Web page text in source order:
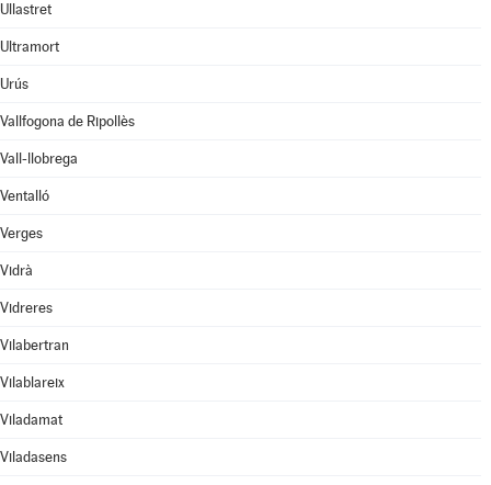
Ullastret
Ultramort
Urús
Vallfogona de Ripollès
Vall-llobrega
Ventalló
Verges
Vidrà
Vidreres
Vilabertran
Vilablareix
Viladamat
Viladasens